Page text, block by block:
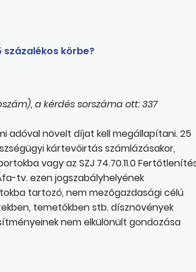
körbe?
a kérdés sorszáma ott: 337
adóval növelt díjat kell megállapítani. 25
kártevőirtás számlázásakor,
vagy az SZJ 74.70.11.0
tv. ezen jogszabályhelyének
tartozó, nem mezőgazdasági célú
temetőkben stb. dísznövények
nem elkülönült gondozása